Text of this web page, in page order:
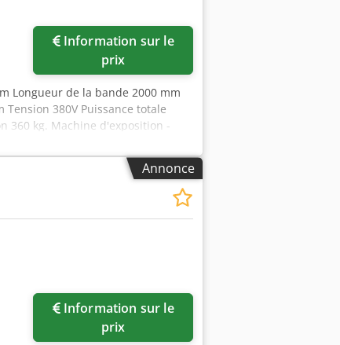
Information sur le
prix
Longueur de la bande 2000 mm
380V Puissance totale
360 kg. Machine d'exposition -
sur demande - Vidéo de la
140 est un modèle
Installations: - Rectifieuse
un angle de 50° - grande
- Panneau de commande avant
remplacée rapidement et
possible - Bac de récupération
et verticale possible - 1x jeu de
en option moyennant un
Annonce
Information sur le
prix